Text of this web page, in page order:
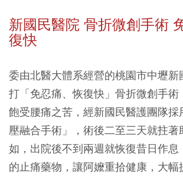
新國民醫院 骨折微創手術
復快
委由北醫大體系經營的桃園市中壢新
打「免忍痛、恢復快」骨折微創手
飽受腰痛之苦，經新國民醫護團隊採
壓融合手術」，術後二至三天就拄著
如，出院後不到兩週就恢復昔日作息
的止痛藥物，讓阿嬤重拾健康，大幅